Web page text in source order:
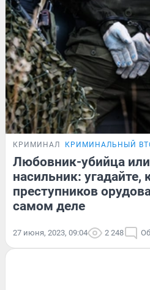
КРИМИНАЛ КРИМИНАЛЬНЫЙ
Любовник-убийца
насильник: угадайте,
преступников
самом деле
27 июня, 2023, 09:04 2 248